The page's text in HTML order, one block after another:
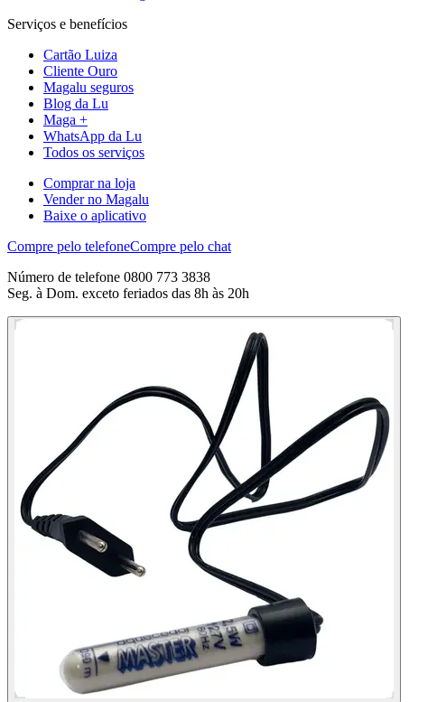
Serviços e benefícios
Cartão Luiza
Cliente Ouro
Magalu seguros
Blog da Lu
Maga +
WhatsApp da Lu
Todos os serviços
Comprar na loja
Vender no Magalu
Baixe o aplicativo
Compre pelo telefoneCompre pelo chat
Número de telefone 0800 773 3838
Seg. à Dom. exceto feriados das 8h às 20h